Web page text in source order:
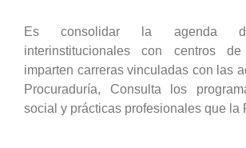
Es consolidar la agenda
interinstitucionales con centros
imparten carreras vinculadas con las
Procuraduría, Consulta los
social y prácticas profesionales que la